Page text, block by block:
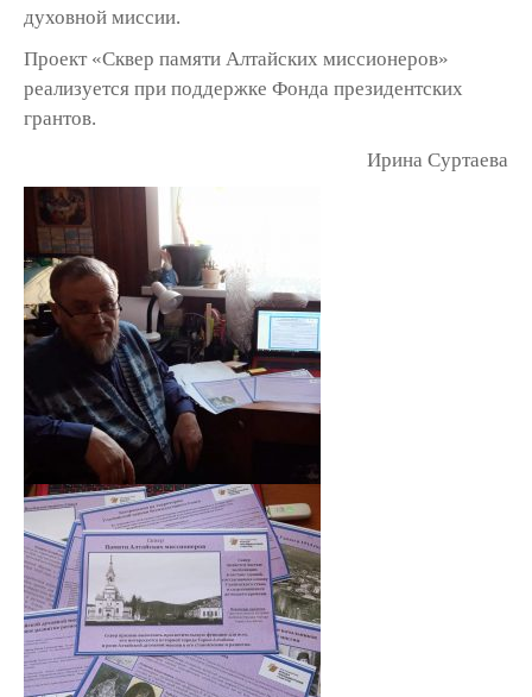
духовной миссии.
Проект «Сквер памяти Алтайских миссионеров»
реализуется при поддержке Фонда президентских
грантов.
Ирина Суртаева